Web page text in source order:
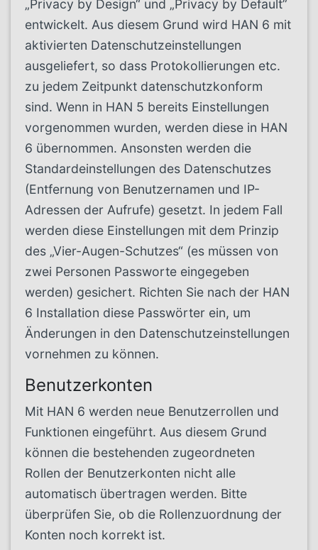
„Privacy by Design“ und „Privacy by Default”
entwickelt. Aus diesem Grund wird HAN 6 mit
aktivierten Datenschutzeinstellungen
ausgeliefert, so dass Protokollierungen etc.
zu jedem Zeitpunkt datenschutzkonform
sind. Wenn in HAN 5 bereits Einstellungen
vorgenommen wurden, werden diese in HAN
6 übernommen. Ansonsten werden die
Standardeinstellungen des Datenschutzes
(Entfernung von Benutzernamen und IP-
Adressen der Aufrufe) gesetzt. In jedem Fall
werden diese Einstellungen mit dem Prinzip
des „Vier-Augen-Schutzes“ (es müssen von
zwei Personen Passworte eingegeben
werden) gesichert. Richten Sie nach der HAN
6 Installation diese Passwörter ein, um
Änderungen in den Datenschutzeinstellungen
vornehmen zu können.
Benutzerkonten
Mit HAN 6 werden neue Benutzerrollen und
Funktionen eingeführt. Aus diesem Grund
können die bestehenden zugeordneten
Rollen der Benutzerkonten nicht alle
automatisch übertragen werden. Bitte
überprüfen Sie, ob die Rollenzuordnung der
Konten noch korrekt ist.